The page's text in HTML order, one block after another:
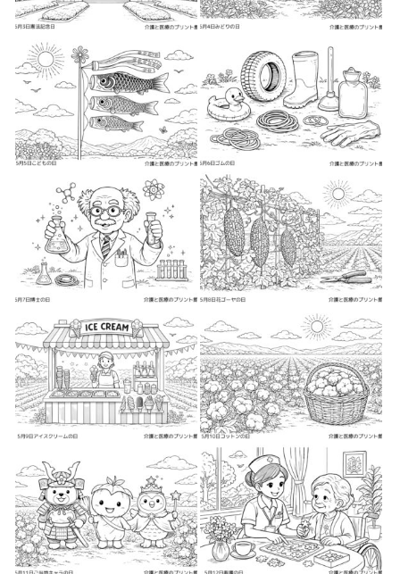
2026-04-27 2026-04-28
2026-04-28 2026-04-28
2026-04-28 2026-04-28
2026-05-1 2026-05-1